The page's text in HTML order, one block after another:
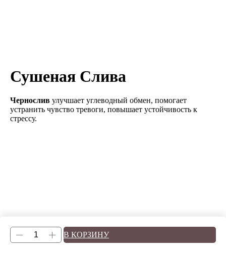
Сушеная Слива
В КОРЗИНУ
Чернослив улучшает углеводный обмен, помогает
устранить чувство тревоги, повышает устойчивость к
стрессу.